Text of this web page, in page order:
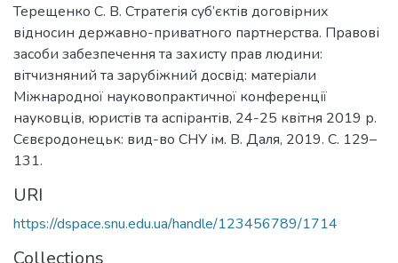
Терещенко С. В. Стратегія суб’єктів договірних
відносин державно-приватного партнерства. Правові
засоби забезпечення та захисту прав людини:
вітчизняний та зарубіжний досвід: матерiали
Міжнародної науковопрактичної конференції
науковців, юристів та аспірантів, 24-25 квітня 2019 р.
Сєвєродонецьк: вид-во СНУ ім. В. Даля, 2019. С. 129–
131.
URI
https://dspace.snu.edu.ua/handle/123456789/1714
Collections